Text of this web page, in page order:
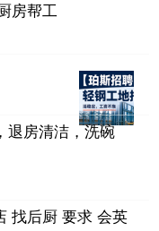
房帮工
退房清洁，洗碗
找后厨 要求 会英